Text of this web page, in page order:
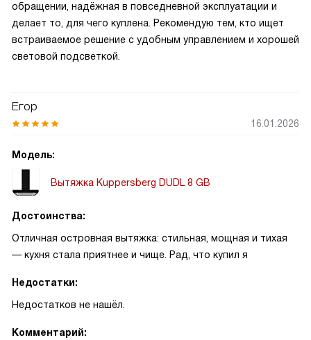
обращении, надёжная в повседневной эксплуатации и
делает то, для чего куплена. Рекомендую тем, кто ищет
встраиваемое решение с удобным управлением и хорошей
световой подсветкой.
Егор
16.01.2026
Модель:
Вытяжка Kuppersberg DUDL 8 GB
Достоинства:
Отличная островная вытяжка: стильная, мощная и тихая
— кухня стала приятнее и чище. Рад, что купил я
Недостатки:
Недостатков не нашёл.
Комментарий: